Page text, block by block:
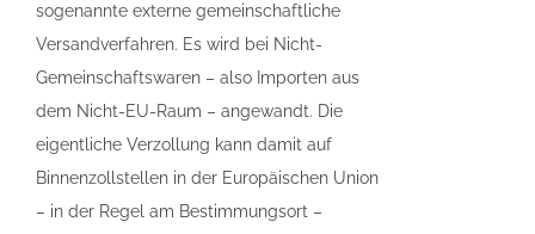
sogenannte externe gemeinschaftliche
Versandverfahren. Es wird bei Nicht-
Gemeinschaftswaren – also Importen aus
dem Nicht-EU-Raum – angewandt. Die
eigentliche Verzollung kann damit auf
Binnenzollstellen in der Europäischen Union
– in der Regel am Bestimmungsort –